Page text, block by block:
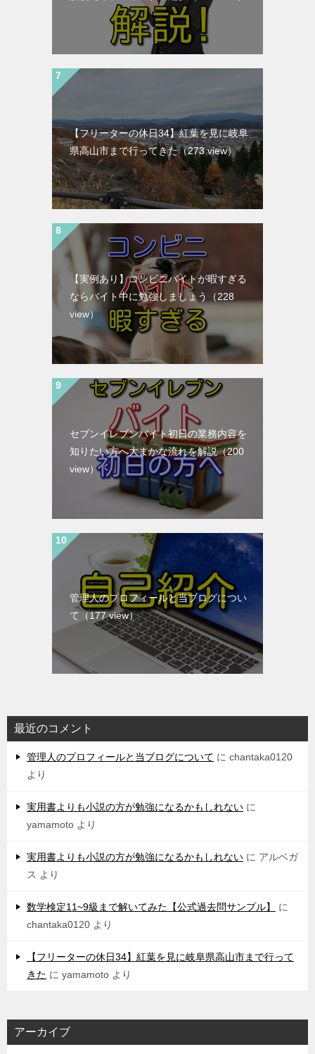
【フリーターの休日34】紅葉を見に岐阜
県高山市まで行ってきた（273 view）
【実例あり】コンビニバイトが暇すぎる
ならバイト中に勉強しましょう
（228
view）
セブンイレブンバイト初日の業務内容を
知りたい方へ大まかな流れを解説（200
view）
管理人のプロフィールと当ブログについ
て
（177 view）
最近のコメント
管理人のプロフィールと当ブログについて に chantaka0120
より
実用書よりも小説の方が勉強になるかもしれない に
yamamoto より
実用書よりも小説の方が勉強になるかもしれない に アルベガ
ス より
数学検定11~9級まで解いてみた【公式過去問サンプル】
に
chantaka0120 より
【フリーターの休日34】紅葉を見に岐阜県高山市まで行って
きた に yamamoto より
アーカイブ